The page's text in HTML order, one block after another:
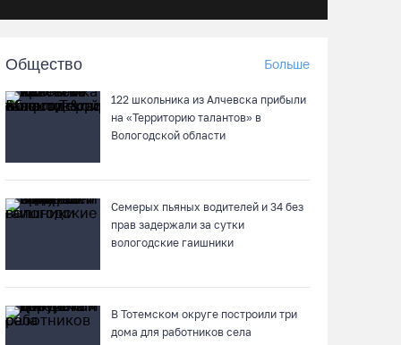
В Кириллове впервые пройдет фестиваль
«Рэп на Руси» в честь юбилея города
пострадавшего в ДТП мотоциклиста и его
Кириллов станет новой столицей
«Серебряного ожерелья» в свой 250-летний
Общество Больше
122 школьника из Алчевска прибыли
на «Территорию талантов» в
Вологодской области
Семерых пьяных водителей и 34 без
прав задержали за сутки
вологодские гаишники
В Тотемском округе построили три
дома для работников села